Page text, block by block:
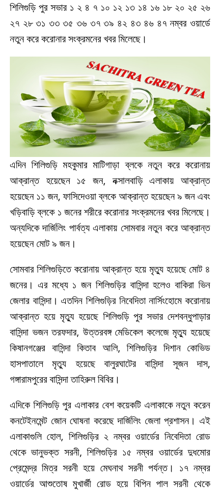
শিলিগুড়ি পুর সভার ১ ২ ৪ ৭ ১০ ১২ ১৩ ১৪ ১৬ ১৮ ২০ ২৫ ২৬
২৭ ২৮ ৩১ ৩৩ ৩৫ ৩৬ ৩৭ ৩৯ ৪২ ৪৩ ৪৬ ৪৭ নম্বর ওয়ার্ডে
নতুন করে করোনার সংক্রমনের খবর মিলেছে।
এদিন শিলিগুড়ি মহকুমার মাটিগাড়া ব্লকে নতুন করে করোনায়
আক্রান্ত হয়েছেন ১৫ জন, নক্সালবাড়ি এলাকায় আক্রান্ত
হয়েছেন ১১ জন, ফাসিদেওয়া ব্লকে আক্রান্ত হয়েছেন ৯ জন এবং
খড়িবাড়ি ব্লকে ১ জনের শরীরে করোনার সংক্রমনের খবর মিলেছে।
অন্যদিকে দার্জিলিং পার্বত্য এলাকায় সোমবার নতুন করে আক্রান্ত
হয়েছেন মোট ৯ জন।
সোমবার শিলিগুড়িতে করোনায় আক্রান্ত হয়ে মৃত্যু হয়েছে মোট ৪
জনের। এর মধ্যে ১ জন শিলিগুড়ির বাসিন্দা হলেও বাকিরা ভিন
জেলার বাসিন্দা। এতদিন শিলিগুড়ির নিবেদিতা নার্সিংহোমে করোনায়
আক্রান্ত হয়ে মৃত্যু হয়েছে শিলিগুড়ি পুর সভার দেশবন্ধুপাড়ার
বাসিন্দা ভজন তরফদার, উত্তরবঙ্গ মেডিকেল কলেজে মৃত্যু হয়েছে
কিষানগঞ্জের বাসিন্দা কিতাব আলি, শিলিগুড়ির দিশান কোভিড
হাসপাতালে মৃত্যু হয়েছে বালুরঘাটের বাসিন্দা সূজন দাস,
গঙ্গারামপুরের বাসিন্দা তাহিরুল বিবির।
এদিকে শিলিগুড়ি পুর এলাকার বেশ কয়েকটি এলাকাকে নতুন করেন
কনটেইনমেন্ট জোন ঘোষনা করেছে দার্জিলিং জেলা প্রশাসন। এই
এলাকাগুলি হোল, শিলিগুড়ির ২ নম্বর ওয়ার্ডের নিবেদিতা রোড
থেকে ভানুভক্ত সরনী, শিলিগুড়ির ১৫ নম্বর ওয়ার্ডের দুধমোর
প্রেমেন্দ্র মিত্র সরনী হয়ে মেঘনাথ সরনী পর্যন্ত। ১৭ নম্বর
ওয়ার্ডের আশুতোষ মুখার্জী রোড হয়ে বিপিন পাল সরনী থেকে